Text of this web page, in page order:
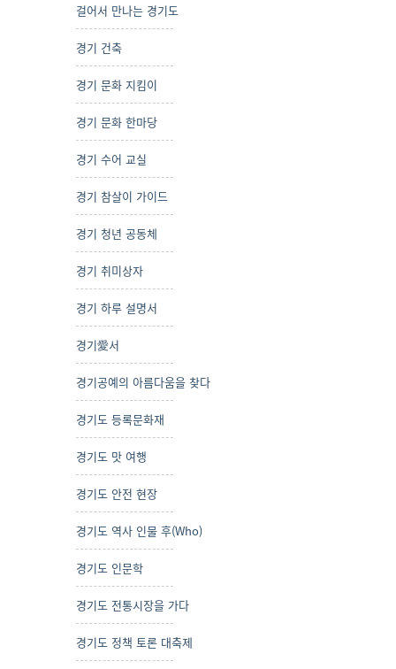
걸어서 만나는 경기도
경기 건축
경기 문화 지킴이
경기 문화 한마당
경기 수어 교실
경기 참살이 가이드
경기 청년 공동체
경기 취미상자
경기 하루 설명서
경기愛서
경기공예의 아름다움을 찾다
경기도 등록문화재
경기도 맛 여행
경기도 안전 현장
경기도 역사 인물 후(Who)
경기도 인문학
경기도 전통시장을 가다
경기도 정책 토론 대축제